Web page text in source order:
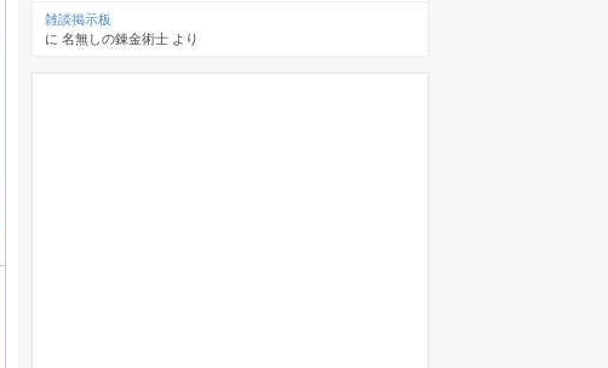
雑談掲示板
に 名無しの錬金術士 より